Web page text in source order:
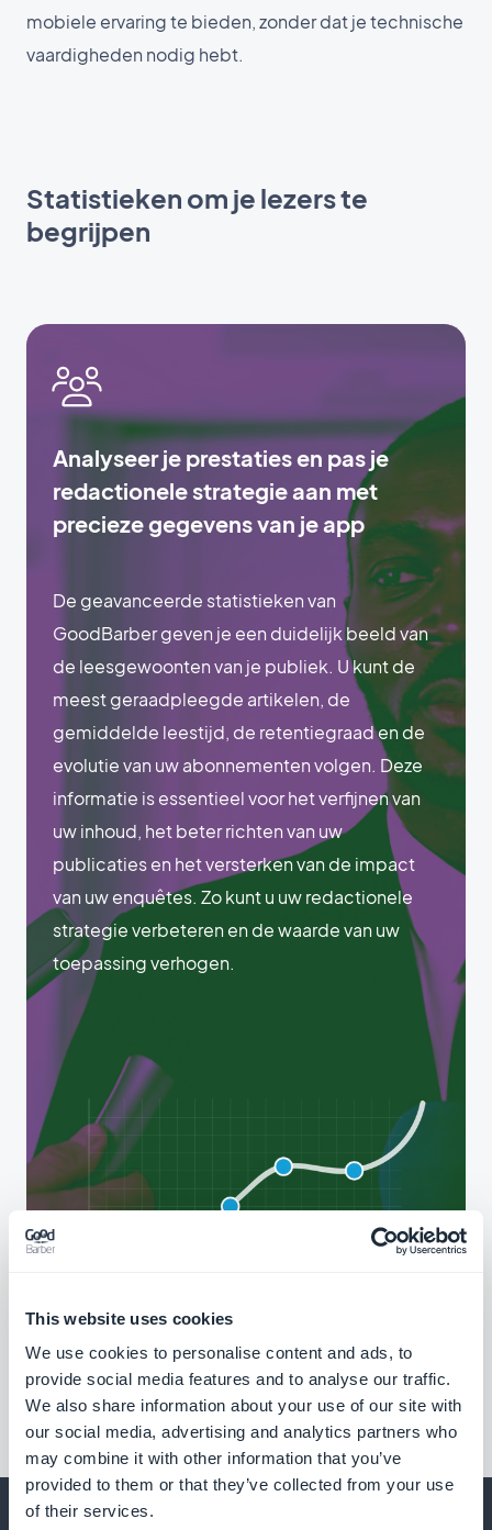
This website uses cookies
We use cookies to personalise content and ads, to
provide social media features and to analyse our traffic.
We also share information about your use of our site with
our social media, advertising and analytics partners who
may combine it with other information that you’ve
provided to them or that they’ve collected from your use
of their services.
mobiele ervaring te bieden, zonder dat je technische
vaardigheden nodig hebt.
Statistieken om je lezers te
begrijpen
Analyseer je prestaties en pas je
redactionele strategie aan met
precieze gegevens van je app
De geavanceerde statistieken van
GoodBarber geven je een duidelijk beeld van
de leesgewoonten van je publiek. U kunt de
meest geraadpleegde artikelen, de
gemiddelde leestijd, de retentiegraad en de
evolutie van uw abonnementen volgen. Deze
informatie is essentieel voor het verfijnen van
uw inhoud, het beter richten van uw
publicaties en het versterken van de impact
van uw enquêtes. Zo kunt u uw redactionele
strategie verbeteren en de waarde van uw
toepassing verhogen.